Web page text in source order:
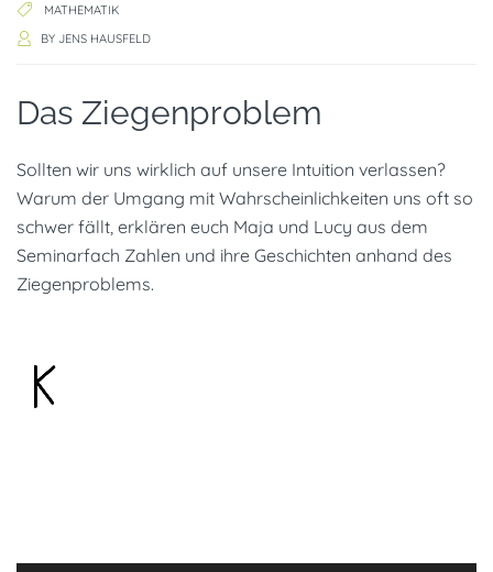
MATHEMATIK
BY JENS HAUSFELD
Das Ziegenproblem
Sollten wir uns wirklich auf unsere Intuition verlassen?
Warum der Umgang mit Wahrscheinlichkeiten uns oft so
schwer fällt, erklären euch Maja und Lucy aus dem
Seminarfach Zahlen und ihre Geschichten anhand des
Ziegenproblems.
Video-
Player